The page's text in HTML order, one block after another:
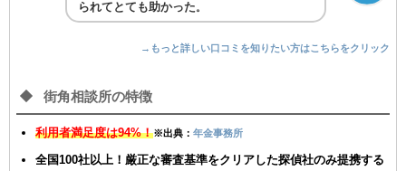
られてとても助かった。
→もっと詳しい口コミを知りたい方はこちらをクリック
街角相談所の特徴
利用者満足度は94%！※出典： 年金事務所
全国100社以上！厳正な審査基準をクリアした探偵社のみ提携する